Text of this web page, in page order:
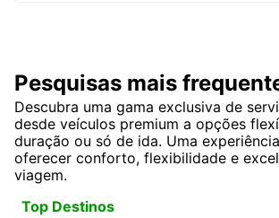
Pesquisas mais
Descubra uma gama exclusiva de
desde veículos premium a opções
duração ou só de ida. Uma
oferecer conforto, flexibilidade e
viagem.
Top Destinos